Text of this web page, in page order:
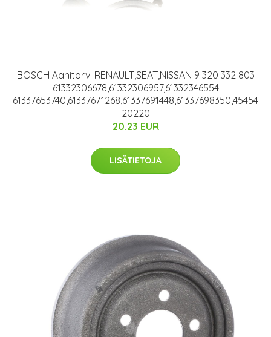
BOSCH Äänitorvi RENAULT,SEAT,NISSAN 9 320 332 803
61332306678,61332306957,61332346554
61337653740,61337671268,61337691448,61337698350,45454
20220
20.23 EUR
LISÄTIETOJA